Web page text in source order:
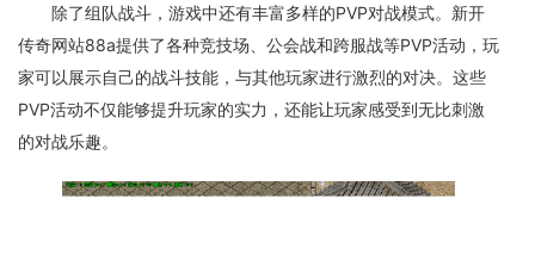
除了组队战斗，游戏中还有丰富多样的PVP对战模式。新开
传奇网站88a提供了各种竞技场、公会战和跨服战等PVP活动，玩
家可以展示自己的战斗技能，与其他玩家进行激烈的对决。这些
PVP活动不仅能够提升玩家的实力，还能让玩家感受到无比刺激
的对战乐趣。